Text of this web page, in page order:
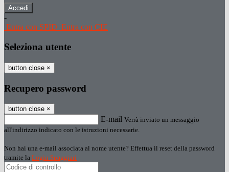
-
Entra con SPID Entra con CIE
Seleziona utente
button close ×
Recupero password
button close ×
E-mail Verrà inviato un messaggio
all'indirizzo indicato con le istruzioni necessarie.
Non hai una e-mail associata al nome utente? Effettua il reset della password
tramite la Login Spaggiari